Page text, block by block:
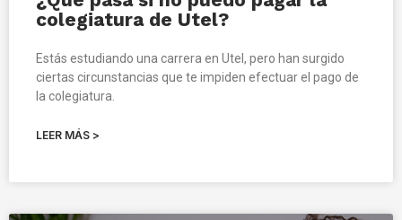
colegiatura de Utel?
Estás estudiando una carrera en Utel, pero han surgido
ciertas circunstancias que te impiden efectuar el pago de
la colegiatura.
LEER MÁS >